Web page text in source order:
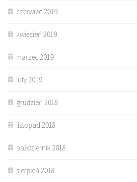
czerwiec 2019
kwiecień 2019
marzec 2019
luty 2019
grudzień 2018
listopad 2018
październik 2018
sierpień 2018